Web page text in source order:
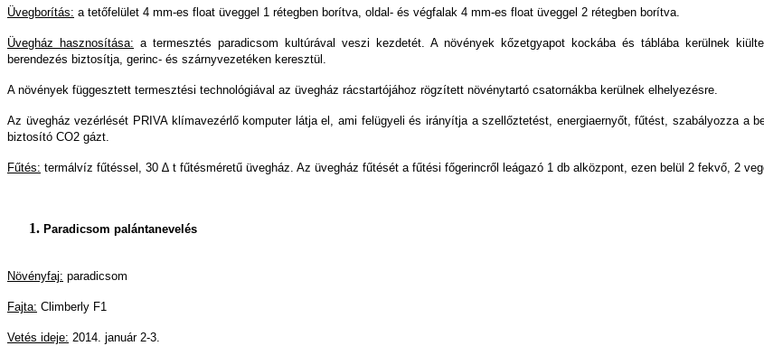
Üvegborítás: a tetőfelület 4 mm-es float üveggel 1 rétegben borítva, oldal- és végfalak 4 mm-es float üveggel 2 rétegben borítva.
Üvegház hasznosítása: a termesztés paradicsom kultúrával veszi kezdetét. A növények kőzetgyapot kockába és táblába kerülnek
berendezés biztosítja, gerinc- és szárnyvezetéken keresztül.
A növények függesztett termesztési technológiával az üvegház rácstartójához rögzített növénytartó csatornákba kerülnek elhelyezésre.
Az üvegház vezérlését PRIVA klímavezérlő komputer látja el, ami felügyeli és irányítja a szellőztetést, energiaernyőt, fűtést, szabályozza a
biztosító CO2 gázt.
Fűtés: termálvíz fűtéssel, 30 ∆ t fűtésméretű üvegház. Az üvegház fűtését a fűtési főgerincről leágazó 1 db alközpont, ezen belül 2 fekvő, 2
Paradicsom palántanevelés
Növényfaj: paradicsom
Fajta: Climberly F1
Vetés ideje: 2014. január 2-3.